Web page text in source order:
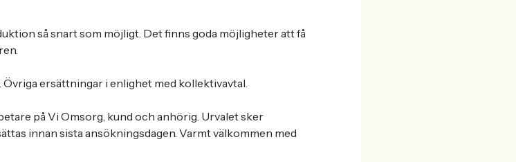
så snart som möjligt. Det finns goda möjligheter att få
ersättningar i enlighet med kollektivavtal.
på Vi Omsorg, kund och anhörig. Urvalet sker
innan sista ansökningsdagen. Varmt välkommen med